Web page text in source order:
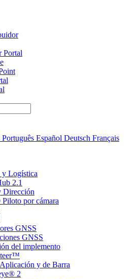
Portal
Português Español Deutsch Français
y Logística
2.1
Dirección
por cámara
GNSS
GNSS
del implemento
y de Barra
2